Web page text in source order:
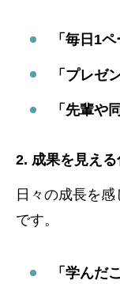
「毎日1
「プレゼ
「先輩や
2. 成果を見える
日々の成長を
です。
「学んだ